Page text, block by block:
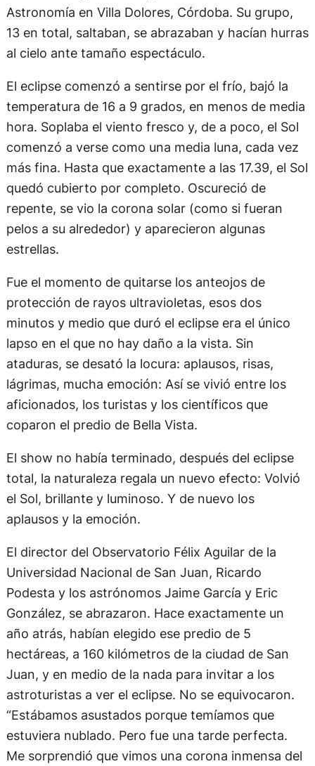
Astronomía en Villa Dolores, Córdoba. Su grupo,
13 en total, saltaban, se abrazaban y hacían hurras
al cielo ante tamaño espectáculo.
El eclipse comenzó a sentirse por el frío, bajó la
temperatura de 16 a 9 grados, en menos de media
hora. Soplaba el viento fresco y, de a poco, el Sol
comenzó a verse como una media luna, cada vez
más fina. Hasta que exactamente a las 17.39, el Sol
quedó cubierto por completo. Oscureció de
repente, se vio la corona solar (como si fueran
pelos a su alrededor) y aparecieron algunas
estrellas.
Fue el momento de quitarse los anteojos de
protección de rayos ultravioletas, esos dos
minutos y medio que duró el eclipse era el único
lapso en el que no hay daño a la vista. Sin
ataduras, se desató la locura: aplausos, risas,
lágrimas, mucha emoción: Así se vivió entre los
aficionados, los turistas y los científicos que
coparon el predio de Bella Vista.
El show no había terminado, después del eclipse
total, la naturaleza regala un nuevo efecto: Volvió
el Sol, brillante y luminoso. Y de nuevo los
aplausos y la emoción.
El director del Observatorio Félix Aguilar de la
Universidad Nacional de San Juan, Ricardo
Podesta y los astrónomos Jaime García y Eric
González, se abrazaron. Hace exactamente un
año atrás, habían elegido ese predio de 5
hectáreas, a 160 kilómetros de la ciudad de San
Juan, y en medio de la nada para invitar a los
astroturistas a ver el eclipse. No se equivocaron.
“Estábamos asustados porque temíamos que
estuviera nublado. Pero fue una tarde perfecta.
Me sorprendió que vimos una corona inmensa del